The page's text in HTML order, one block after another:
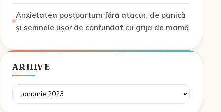
Anxietatea postpartum fără atacuri de panică
și semnele ușor de confundat cu grija de mamă
ARHIVE
Arhive